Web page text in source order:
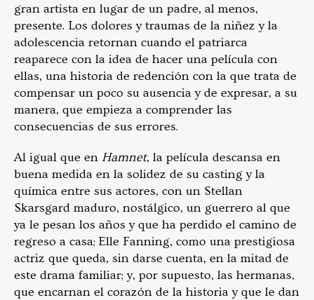
gran artista en lugar de un padre, al menos,
presente. Los dolores y traumas de la niñez y la
adolescencia retornan cuando el patriarca
reaparece con la idea de hacer una película con
ellas, una historia de redención con la que trata de
compensar un poco su ausencia y de expresar, a su
manera, que empieza a comprender las
consecuencias de sus errores.
Al igual que en Hamnet, la película descansa en
buena medida en la solidez de su casting y la
química entre sus actores, con un Stellan
Skarsgard maduro, nostálgico, un guerrero al que
ya le pesan los años y que ha perdido el camino de
regreso a casa; Elle Fanning, como una prestigiosa
actriz que queda, sin darse cuenta, en la mitad de
este drama familiar; y, por supuesto, las hermanas,
que encarnan el corazón de la historia y que le dan